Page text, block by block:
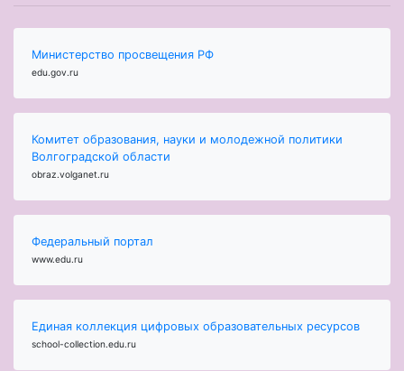
Министерство просвещения РФ
edu.gov.ru
Комитет образования, науки и молодежной политики
Волгоградской области
obraz.volganet.ru
Федеральный портал
www.edu.ru
Единая коллекция цифровых образовательных ресурсов
school-collection.edu.ru